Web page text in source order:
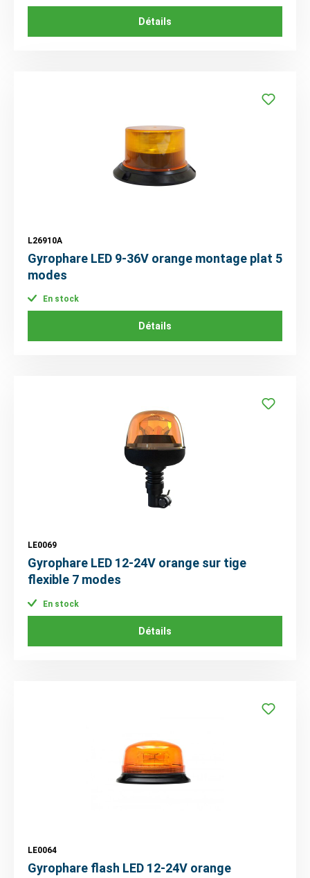
Détails
L26910A
Gyrophare LED 9-36V orange montage plat 5
modes
En stock
Détails
LE0069
Gyrophare LED 12-24V orange sur tige
flexible 7 modes
En stock
Détails
LE0064
Gyrophare flash LED 12-24V orange